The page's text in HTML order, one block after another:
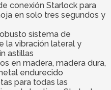
conexión Starlock para
en solo tres segundos y
sistema de
la vibración lateral y
astillas
en madera, madera dura,
endurecido
para todas las